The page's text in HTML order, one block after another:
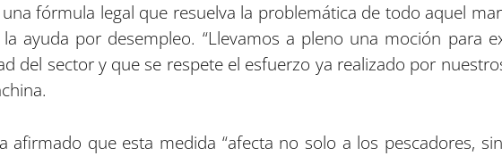
fórmula legal que resuelva la problemática de todo aquel
ayuda por desempleo. “Llevamos a pleno una moción para
del sector y que se respete el esfuerzo ya realizado por
afirmado que esta medida “afecta no solo a los pescadores,